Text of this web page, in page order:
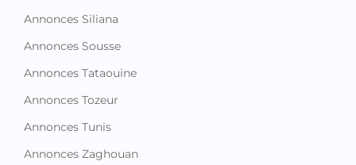
Annonces Siliana
Annonces Sousse
Annonces Tataouine
Annonces Tozeur
Annonces Tunis
Annonces Zaghouan